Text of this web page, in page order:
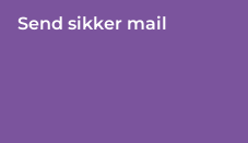
Send sikker mail